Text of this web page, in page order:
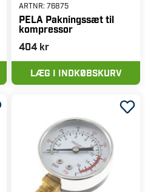
ARTNR: 76875
PELA Pakningssæt til
kompressor
404 kr
LÆG I INDKØBSKURV